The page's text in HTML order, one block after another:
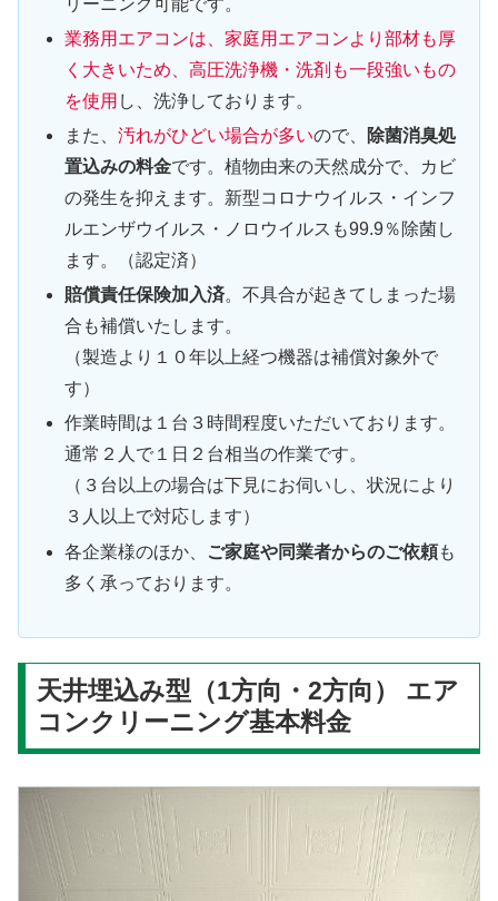
業務用エアコンは、家庭用エアコンより部材も厚
く大きいため、高圧洗浄機・洗剤も一段強いもの
を使用 し、洗浄しております。
また、汚れがひどい場合が多いので、
除菌消臭処
置込みの料金です。植物由来の天然成分で、カビ
の発生を抑えます。新型コロナウイルス・インフ
ルエンザウイルス・ノロウイルスも99.9％除菌し
ます。（認定済）
賠償責任保険加入済。不具合が起きてしまった場
合も補償いたします。
（製造より１０年以上経つ機器は補償対象外で
す）
作業時間は１台３時間程度いただいております。
通常２人で１日２台相当の作業です。
（３台以上の場合は下見にお伺いし、状況により
３人以上で対応します）
各企業様のほか、
ご家庭や同業者からのご依頼も
多く承っております。
天井埋込み型（1方向・2方向） エア
コンクリーニング基本料金